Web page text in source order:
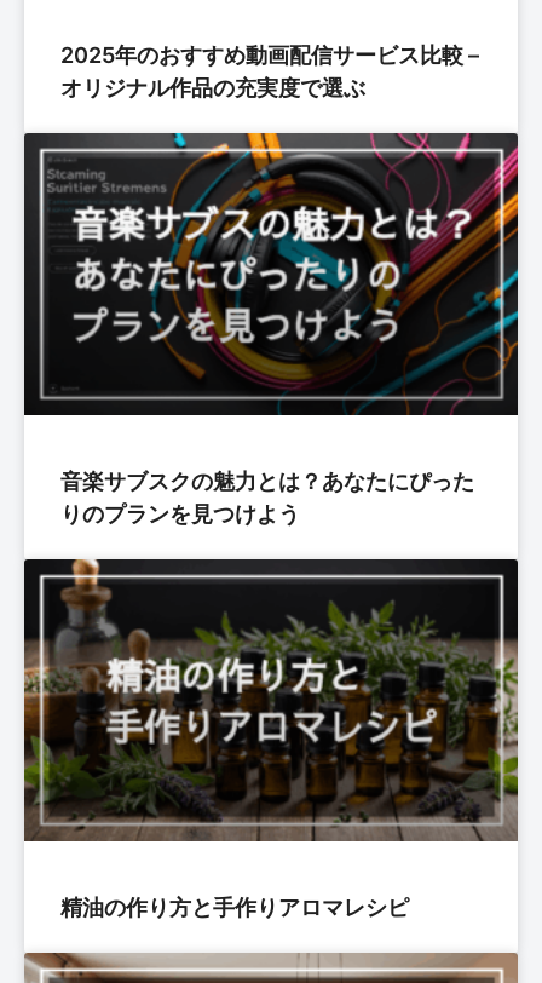
2025年のおすすめ動画配信サービス比較 –
オリジナル作品の充実度で選ぶ
音楽サブスクの魅力とは？あなたにぴった
りのプランを見つけよう
精油の作り方と手作りアロマレシピ